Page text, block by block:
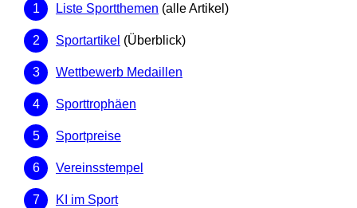
Liste Sportthemen (alle Artikel)
Sportartikel (Überblick)
Wettbewerb Medaillen
Sporttrophäen
Sportpreise
Vereinsstempel
KI im Sport